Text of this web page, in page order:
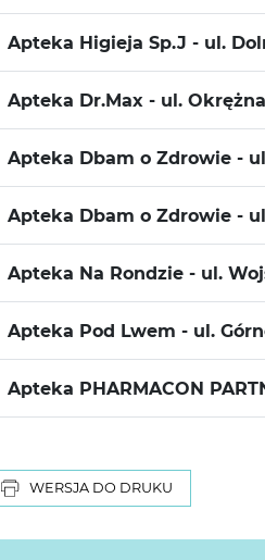
Apteka Higieja Sp.J - ul.
Apteka Dr.Max - ul.
Apteka Dbam o Zdrowie -
Apteka Dbam o Zdrowie -
Apteka Na Rondzie - ul.
Apteka Pod Lwem - ul.
Apteka PHARMACON
WERSJA DO DRUKU